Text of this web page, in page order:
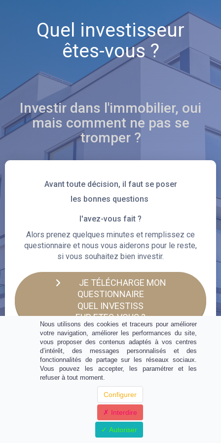
Quel investisseur
êtes-vous ?
Investir dans l'immobilier, oui
mais comment ne pas se
tromper ?
Avant toute décision, il faut se poser
les bonnes questions
l'avez-vous fait ?
Alors prenez quelques minutes et remplissez ce
questionnaire et nous vous aiderons pour le reste,
si vous souhaitez bien investir.
JE TÉLÉCHARGE MON
QUESTIONNAIRE
QUEL INVESTISS
EUR ETES-VOUS ?
Mentions légales-CGV
Nous utilisons des cookies et traceurs pour améliorer
votre navigation, améliorer les performances du site,
vous proposer des contenus adaptés à vos centres
d’intérêt, des messages personnalisés et des
fonctionnalités de partage sur les réseaux sociaux.
Vous pouvez les accepter, les paramétrer et les
refuser à tout moment.
Configurer
Interdire
Autoriser